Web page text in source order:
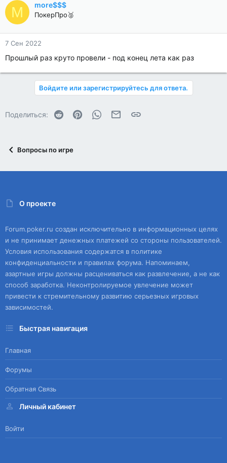
M more$$$
ПокерПро🥈
7 Сен 2022
Прошлый раз круто провели - под конец лета как раз
Войдите или зарегистрируйтесь для ответа.
Поделиться: Reddit PinterestWhatsAppЭлектронная почта
Ссылка
Вопросы по игре
О проекте
Forum.poker.ru создан исключительно в информационных целях
и не принимает денежных платежей со стороны пользователей.
Условия использования содержатся в политике
конфиденциальности и правилах форума. Напоминаем,
азартные игры должны расцениваться как развлечение, а не как
способ заработка. Неконтролируемое увлечение может
привести к стремительному развитию серьезных игровых
зависимостей.
Быстрая навигация
Главная
Форумы
Обратная Связь
Личный кабинет
Войти